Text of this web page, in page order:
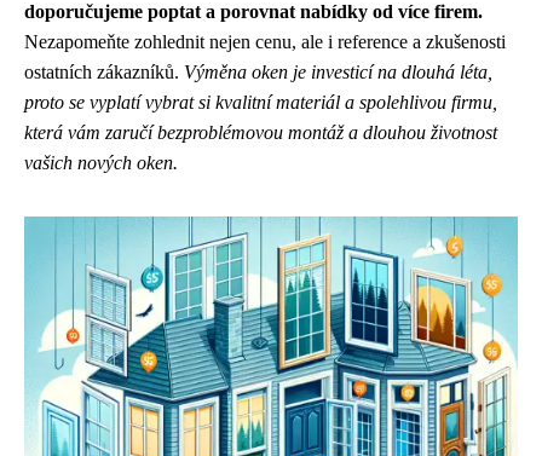
doporučujeme poptat a porovnat nabídky od více firem.
Nezapomeňte zohlednit nejen cenu, ale i reference a zkušenosti
ostatních zákazníků. Výměna oken je investicí na dlouhá léta,
proto se vyplatí vybrat si kvalitní materiál a spolehlivou firmu,
která vám zaručí bezproblémovou montáž a dlouhou životnost
vašich nových oken.